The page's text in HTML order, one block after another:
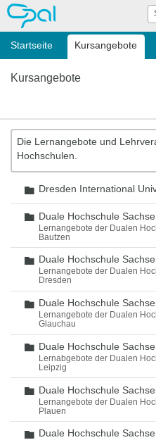
OPAL
Startseite Kursangebote
Kursangebote
Die Lernangebote und
Hochschulen.
Ordner
Dresden International
Ordner
Duale Hochschule
Lernangebote der Dualen
Bautzen
Ordner
Duale Hochschule
Lernangebote der Dualen
Dresden
Ordner
Duale Hochschule
Lernangebote der Dualen
Glauchau
Ordner
Duale Hochschule
Lernabgebote der Dualen
Leipzig
Ordner
Duale Hochschule
Lernangebote der Dualen
Plauen
Ordner
Duale Hochschule